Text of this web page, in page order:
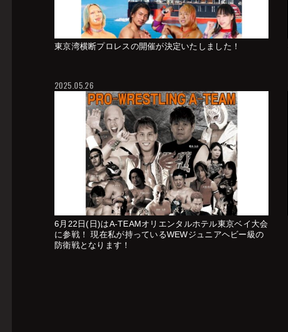
東京湾横断プロレスの開催が決定いたしました！
2025.05.26
6月22日(日)はA-TEAMオリエンタルホテル東京ベイ大会
に参戦！ 現在私が持っているWEWジュニアヘビー級の
防衛戦となります！